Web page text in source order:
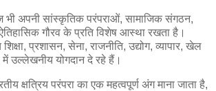
अपनी सांस्कृतिक परंपराओं, सामाजिक संगठन,
ऐतिहासिक गौरव के प्रति विशेष आस्था रखता है।
प्रशासन, सेना, राजनीति, उद्योग, व्यापार, खेल
में उल्लेखनीय योगदान दे रहे हैं।
क्षत्रिय परंपरा का एक महत्वपूर्ण अंग माना जाता है,